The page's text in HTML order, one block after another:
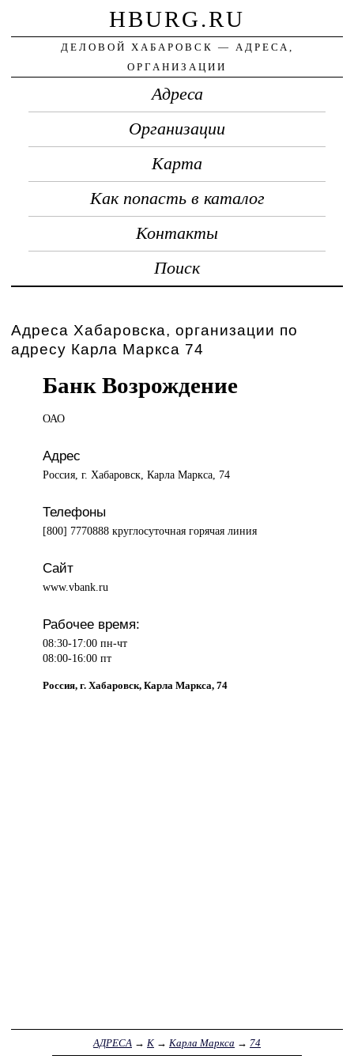
HBURG.RU
ДЕЛОВОЙ ХАБАРОВСК — АДРЕСА,
ОРГАНИЗАЦИИ
Адреса
Организации
Карта
Как попасть в каталог
Контакты
Поиск
Адреса Хабаровска, организации по
адресу Карла Маркса 74
Банк Возрождение
ОАО
Адрес
Россия, г. Хабаровск, Карла Маркса, 74
Телефоны
[800] 7770888 круглосуточная горячая линия
Сайт
www.vbank.ru
Рабочее время:
08:30-17:00 пн-чт
08:00-16:00 пт
Россия, г. Хабаровск, Карла Маркса, 74
АДРЕСА → К → Карла Маркса → 74